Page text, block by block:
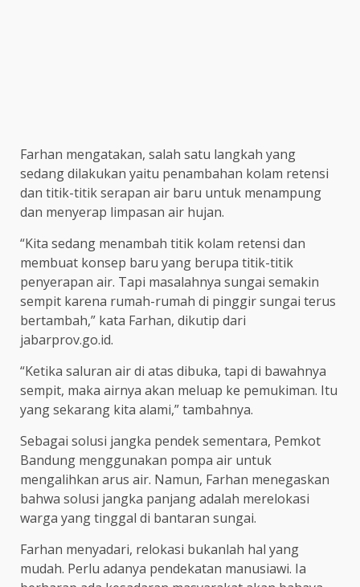
Farhan mengatakan, salah satu langkah yang
sedang dilakukan yaitu penambahan kolam retensi
dan titik-titik serapan air baru untuk menampung
dan menyerap limpasan air hujan.
“Kita sedang menambah titik kolam retensi dan
membuat konsep baru yang berupa titik-titik
penyerapan air. Tapi masalahnya sungai semakin
sempit karena rumah-rumah di pinggir sungai terus
bertambah,” kata Farhan, dikutip dari
jabarprov.go.id.
“Ketika saluran air di atas dibuka, tapi di bawahnya
sempit, maka airnya akan meluap ke pemukiman. Itu
yang sekarang kita alami,” tambahnya.
Sebagai solusi jangka pendek sementara, Pemkot
Bandung menggunakan pompa air untuk
mengalihkan arus air. Namun, Farhan menegaskan
bahwa solusi jangka panjang adalah merelokasi
warga yang tinggal di bantaran sungai.
Farhan menyadari, relokasi bukanlah hal yang
mudah. Perlu adanya pendekatan manusiawi. Ia